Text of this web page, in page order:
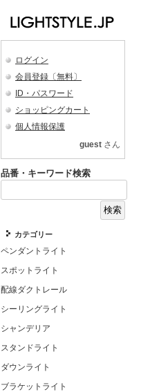
ログイン
会員登録〔無料〕
ID・パスワード
ショッピングカート
個人情報保護
guest さん
品番・キーワード検索
カテゴリー
ペンダントライト
スポットライト
配線ダクトレール
シーリングライト
シャンデリア
スタンドライト
ダウンライト
ブラケットライト